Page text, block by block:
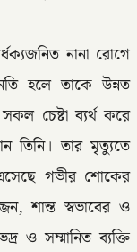
নানা রোগে
হলে তাকে উন্নত
চেষ্টা ব্যর্থ করে
তিনি। তার মৃত্যুতে
গভীর শোকের
শান্ত স্বভাবের ও
ও সম্মানিত ব্যক্তি